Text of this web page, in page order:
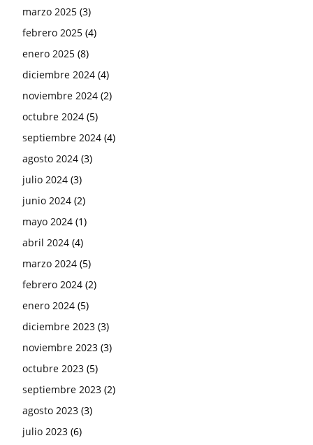
marzo 2025 (3)
febrero 2025 (4)
enero 2025 (8)
diciembre 2024 (4)
noviembre 2024 (2)
octubre 2024 (5)
septiembre 2024 (4)
agosto 2024 (3)
julio 2024 (3)
junio 2024 (2)
mayo 2024 (1)
abril 2024 (4)
marzo 2024 (5)
febrero 2024 (2)
enero 2024 (5)
diciembre 2023 (3)
noviembre 2023 (3)
octubre 2023 (5)
septiembre 2023 (2)
agosto 2023 (3)
julio 2023 (6)